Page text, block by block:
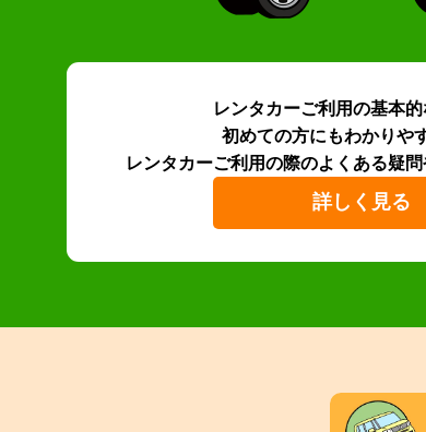
レンタカーご利用の基本
初めての方にもわかりや
レンタカーご利用の際のよくある疑問
詳しく見る